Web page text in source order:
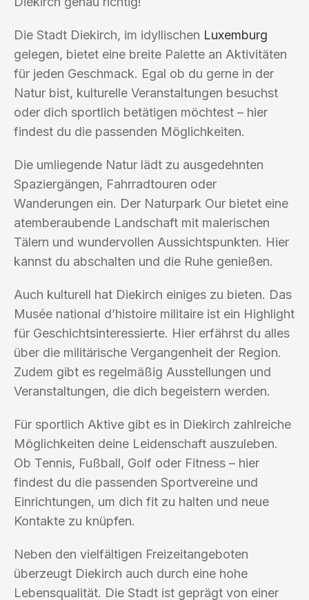
Die Stadt Diekirch, im idyllischen Luxemburg
gelegen, bietet eine breite Palette an Aktivitäten
für jeden Geschmack. Egal ob du gerne in der
Natur bist, kulturelle Veranstaltungen besuchst
oder dich sportlich betätigen möchtest – hier
findest du die passenden Möglichkeiten.
Die umliegende Natur lädt zu ausgedehnten
Spaziergängen, Fahrradtouren oder
Wanderungen ein. Der Naturpark Our bietet eine
atemberaubende Landschaft mit malerischen
Tälern und wundervollen Aussichtspunkten. Hier
kannst du abschalten und die Ruhe genießen.
Auch kulturell hat Diekirch einiges zu bieten. Das
Musée national d’histoire militaire ist ein Highlight
für Geschichtsinteressierte. Hier erfährst du alles
über die militärische Vergangenheit der Region.
Zudem gibt es regelmäßig Ausstellungen und
Veranstaltungen, die dich begeistern werden.
Für sportlich Aktive gibt es in Diekirch zahlreiche
Möglichkeiten deine Leidenschaft auszuleben.
Ob Tennis, Fußball, Golf oder Fitness – hier
findest du die passenden Sportvereine und
Einrichtungen, um dich fit zu halten und neue
Kontakte zu knüpfen.
Neben den vielfältigen Freizeitangeboten
überzeugt Diekirch auch durch eine hohe
Lebensqualität. Die Stadt ist geprägt von einer